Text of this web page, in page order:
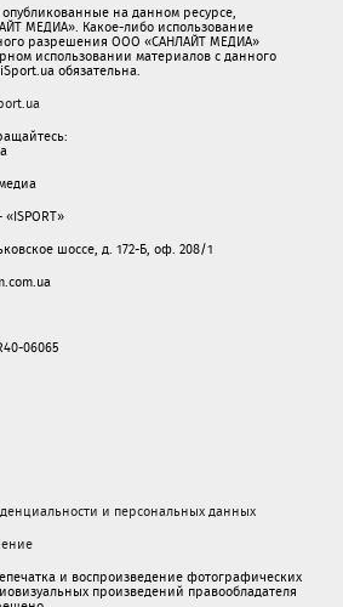
на данном ресурсе,
МЕДИА». Какое-либо использование
разрешения ООО «САНЛАЙТ МЕДИА»
использовании материалов с данного
обязательна.
шоссе, д. 172-Б, оф. 208/1
06065
и персональных данных
и воспроизведение фотографических
произведений правообладателя